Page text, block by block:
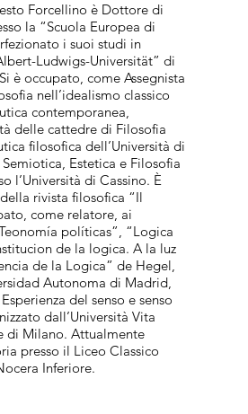
Forcellino è Dottore di
la “Scuola Europea di
i suoi studi in
Ludwigs-Universität” di
è occupato, come Assegnista
nell’idealismo classico
contemporanea,
delle cattedre di Filosofia
filosofica dell’Università di
Estetica e Filosofia
l’Università di Cassino. È
rivista filosofica “Il
come relatore, ai
políticas”, “Logica
de la logica. A la luz
de la Logica” de Hegel,
Autonoma di Madrid,
del senso e senso
dall’Università Vita
di Milano. Attualmente
presso il Liceo Classico
Inferiore.